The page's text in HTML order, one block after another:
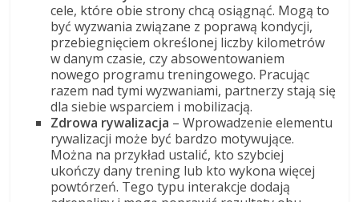
cele, które obie strony chcą osiągnąć. Mogą to
być wyzwania związane z poprawą kondycji,
przebiegnięciem określonej liczby kilometrów
w danym czasie, czy absowentowaniem
nowego programu treningowego. Pracując
razem nad tymi wyzwaniami, partnerzy stają się
dla siebie wsparciem i mobilizacją.
Zdrowa rywalizacja – Wprowadzenie elementu
rywalizacji może być bardzo motywujące.
Można na przykład ustalić, kto szybciej
ukończy dany trening lub kto wykona więcej
powtórzeń. Tego typu interakcje dodają